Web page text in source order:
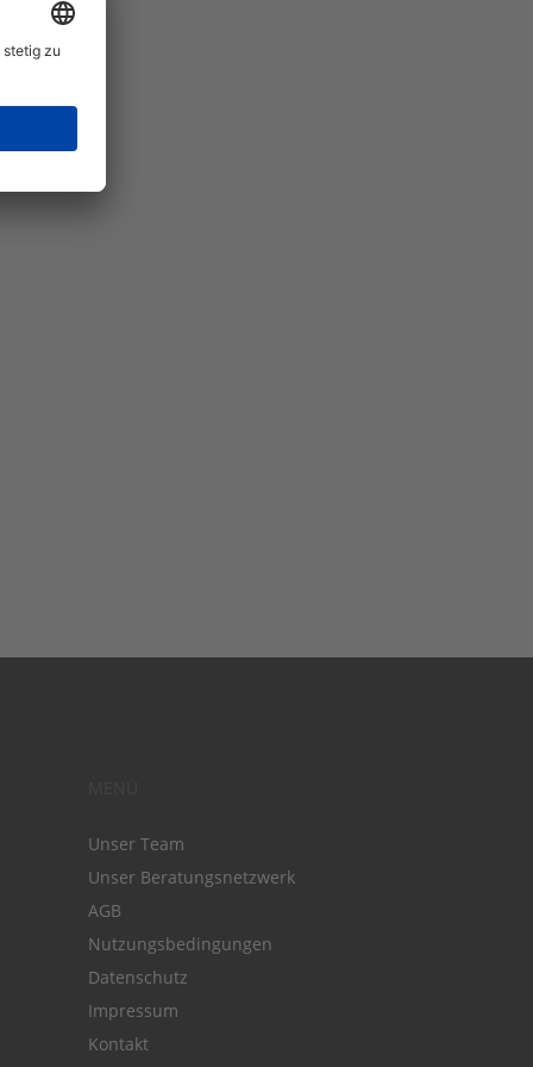
Unser Team
Unser Beratungsnetzwerk
AGB
Nutzungsbedingungen
Datenschutz
Impressum
Kontakt